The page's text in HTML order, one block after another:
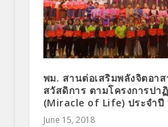
พม. สานต่อเสริมพลังจิตอา
สวัสดิการ ตามโครงการปา
(Miracle of Life) ประจำปี
June 15, 2018